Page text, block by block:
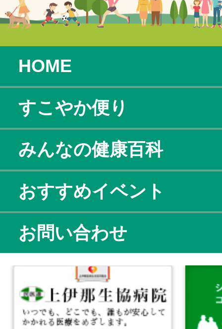
HOME
すこやか便り
みんなの健康百科
おすすめイベント
お問い合わせ